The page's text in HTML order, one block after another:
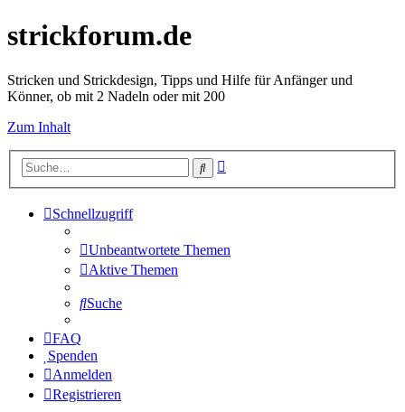
strickforum.de
Stricken und Strickdesign, Tipps und Hilfe für Anfänger und
Könner, ob mit 2 Nadeln oder mit 200
Zum Inhalt
Suche
Schnellzugriff
Unbeantwortete Themen
Aktive Themen
Suche
FAQ
Spenden
Anmelden
Registrieren